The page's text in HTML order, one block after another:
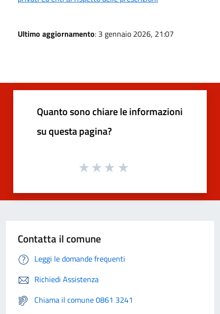
Ultimo aggiornamento: 3 gennaio 2026, 21:07
Quanto sono chiare le informazioni
su questa pagina?
Contatta il comune
Leggi le domande frequenti
Richiedi Assistenza
Chiama il comune 0861 3241